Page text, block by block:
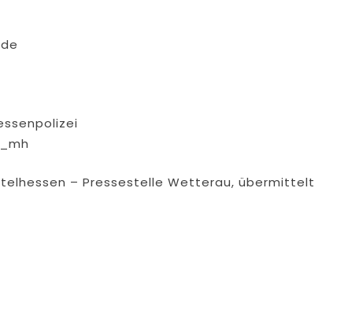
– Pressestelle Wetterau, übermittelt